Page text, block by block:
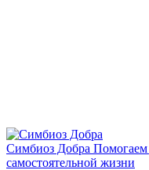
Симбиоз Добра Помогаем
самостоятельной жизни